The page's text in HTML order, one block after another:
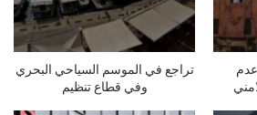
للمسؤولين: نتائج الجرم تتصاعد…
شو ناطرين؟